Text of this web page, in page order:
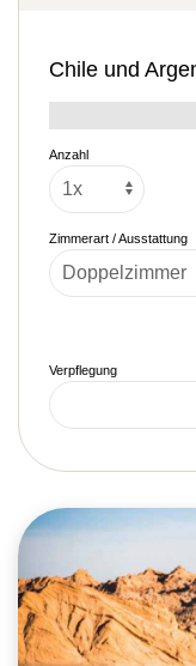
Chile und
Anzahl
Zimmerart / Ausstattung
Verpflegung